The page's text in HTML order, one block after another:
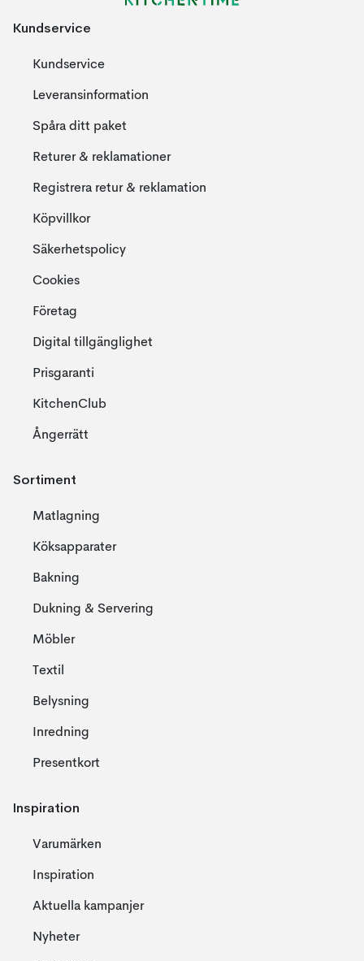
Kundservice
Kundservice
Leveransinformation
Spåra ditt paket
Returer & reklamationer
Registrera retur & reklamation
Köpvillkor
Säkerhetspolicy
Cookies
Företag
Digital tillgänglighet
Prisgaranti
KitchenClub
Ångerrätt
Sortiment
Matlagning
Köksapparater
Bakning
Dukning & Servering
Möbler
Textil
Belysning
Inredning
Presentkort
Inspiration
Varumärken
Inspiration
Aktuella kampanjer
Nyheter